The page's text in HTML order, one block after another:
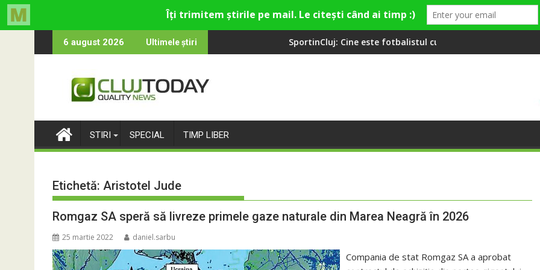
to
6 august 2026 Ultimele știri
cultural și de divertisment din Cluj-Napoca
devine o întrebare SportinCluj: Cine este fotbalistul cu două diplome care a învățat româna la 2
Compania de Apă
STIRI SPECIAL TIMP LIBER
Etichetă: Aristotel Jude
Romgaz SA speră să livreze primele gaze naturale din Marea Neagră în 2026
25 martie 2022 daniel.sarbu
Compania de stat Romgaz SA a aprobat